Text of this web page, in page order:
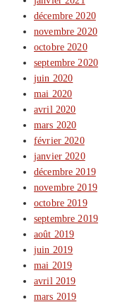
décembre 2020
novembre 2020
octobre 2020
septembre 2020
juin 2020
mai 2020
avril 2020
mars 2020
février 2020
janvier 2020
décembre 2019
novembre 2019
octobre 2019
septembre 2019
août 2019
juin 2019
mai 2019
avril 2019
mars 2019